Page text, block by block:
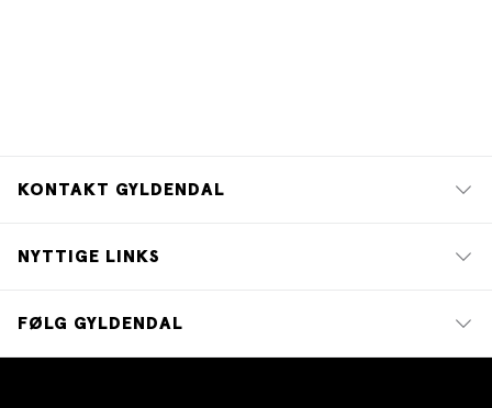
KONTAKT GYLDENDAL
NYTTIGE LINKS
FØLG GYLDENDAL